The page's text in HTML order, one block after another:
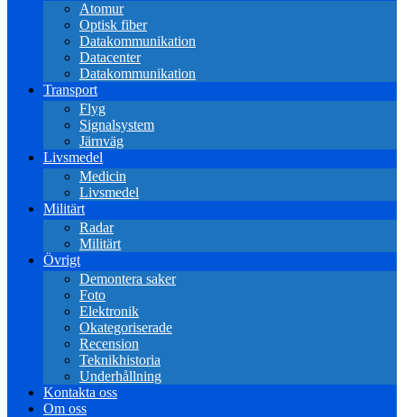
Atomur
Optisk fiber
Datakommunikation
Datacenter
Datakommunikation
Transport
Flyg
Signalsystem
Järnväg
Livsmedel
Medicin
Livsmedel
Militärt
Radar
Militärt
Övrigt
Demontera saker
Foto
Elektronik
Okategoriserade
Recension
Teknikhistoria
Underhållning
Kontakta oss
Om oss